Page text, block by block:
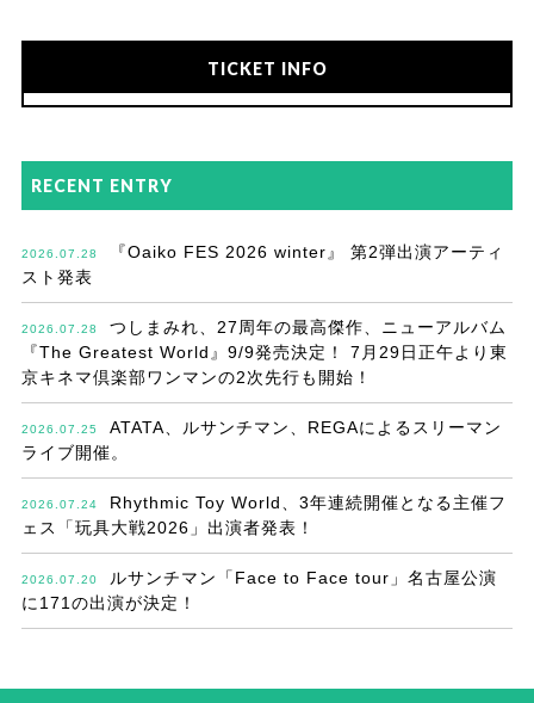
TICKET INFO
RECENT ENTRY
2026.07.28
『Oaiko FES 2026 winter』 第2弾出演アーティ
スト発表
2026.07.28
つしまみれ、27周年の最高傑作、ニューアルバム
『The Greatest World』9/9発売決定！ 7月29日正午より東
京キネマ倶楽部ワンマンの2次先行も開始！
2026.07.25
ATATA、ルサンチマン、REGAによるスリーマン
ライブ開催。
2026.07.24
Rhythmic Toy World、3年連続開催となる主催フ
ェス「玩具大戦2026」出演者発表！
2026.07.20
ルサンチマン「Face to Face tour」名古屋公演
に171の出演が決定！